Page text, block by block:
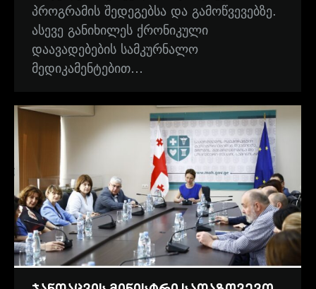
პროგრამის შედეგებსა და გამოწვევებზე.
ასევე განიხილეს ქრონიკული
დაავადებების სამკურნალო
მედიკამენტებით…